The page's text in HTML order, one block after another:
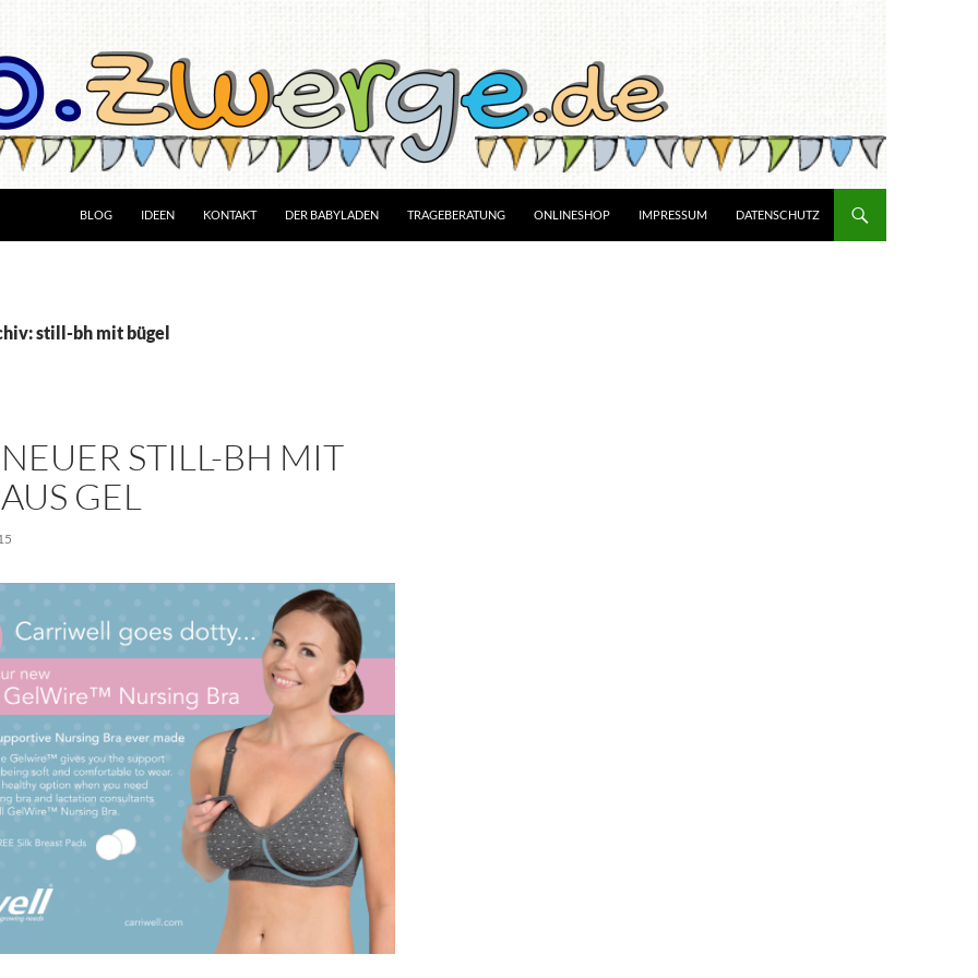
BLOG IDEEN KONTAKT DER BABYLADEN TRAGEBERATUNG ONLINESHOP IMPRESSUM DATENSCHUTZ
still-bh mit bügel
STILL-BH MIT
GEL